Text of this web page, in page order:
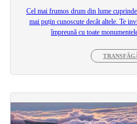
Cel mai frumos drum din lume
mai puțin cunoscute decât altele. Te
împreună cu toate